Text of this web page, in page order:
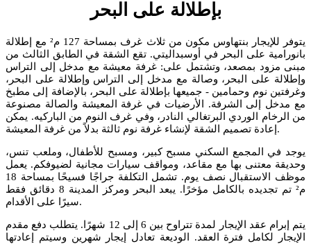
بإطلالة على البحر
يتوفر للإيجار بنتهاوس مكون من ثلاث غرف بمساحة 127 م² مع إطلالة
بانورامية على البحر في أوسبداليتي. تقع الشقة في الطابق الثالث من
مبنى مزود بمصعد، وتشتمل على: غرفة معيشة مع مدخل إلى التراس
وإطلالة على البحر، وصالة مع مدخل إلى التراس وإطلالة على البحر،
وغرفتين نوم وحمامين - جميعها بإطلالة على البحر، بالإضافة إلى مطبخ
مع مدخل إلى الشرفة. الأرضيات في غرفة المعيشة والصالة مصنوعة
من الرخام الوردي البرتغالي النادر، وفي غرف النوم من الباركيه. يمكن
إعادة تصميم الشقة لإنشاء غرفة نوم ثالثة بدلاً من غرفة المعيشة.
يوجد في المجمع السكني مسبح كبير، ومسبح للأطفال، وملعب تنس،
وحديقة معتنى بها مع مقاعد، ومواقف سيارات مجانية لضيوفكم. يعمل
موظف الاستقبال نصف يوم. تشمل التكلفة جراجًا فسيحًا بمساحة 18
م² تم تجديده بالكامل مؤخرًا. يبعد البحر ومركز المدينة 8 دقائق فقط
سيرًا على الأقدام.
يتم إبرام عقد الإيجار لمدة تتراوح بين 6 إلى 12 شهرًا. يتطلب دفع مقدم
الإيجار لكامل فترة العقد. الوديعة تعادل إيجار شهرين وسيتم إعادتها